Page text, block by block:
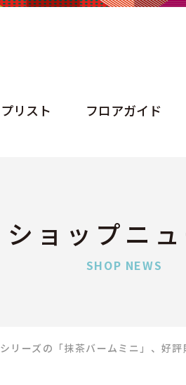
リスト フロアガイド
ショップニ
SHOP NEWS
リーズの「抹茶バームミニ」、好評